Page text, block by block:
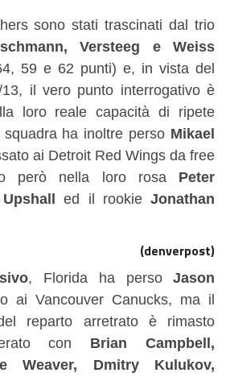
sono stati trascinati dal trio
Versteeg e Weiss
59 e 62 punti) e, in vista del
13, il vero punto interrogativo è
loro reale capacità di ripete
ha inoltre perso Mikael
ai Detroit Red Wings da free
però nella loro rosa Peter
ed il rookieJonathan
(denverpost)
, Florida ha persoJason
ai Vancouver Canucks, ma il
reparto arretrato è rimasto
con Brian Campbell,
Weaver, Dmitry Kulukov,